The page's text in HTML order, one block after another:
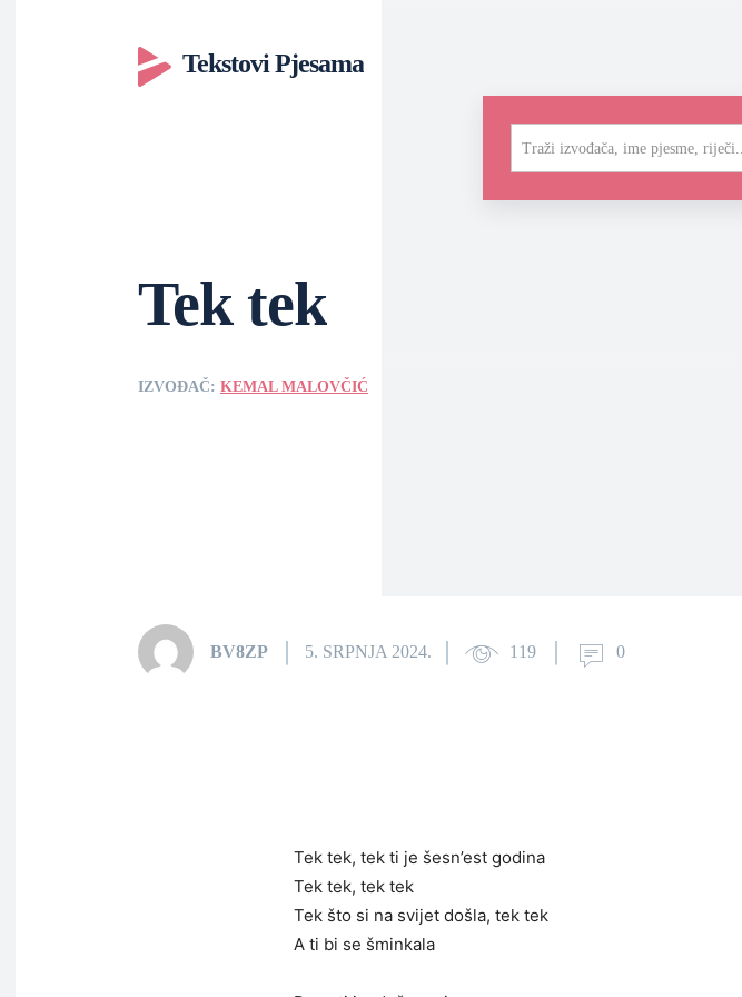
Tekstovi Pjesama
Traži izvođača, ime pjesme, riječi...
Tek tek
IZVOĐAČ: KEMAL MALOVČIĆ
BV8ZP 5. SRPNJA 2024. 119 0
Tek tek, tek ti je šesn’est godina
Tek tek, tek tek
Tek što si na svijet došla, tek tek
A ti bi se šminkala